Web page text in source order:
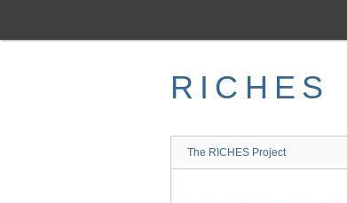
main
RICHES
The RICHES Project